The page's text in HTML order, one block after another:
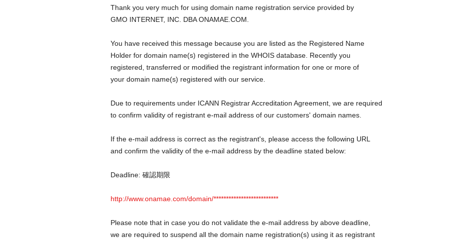
Thank you very much for using domain name registration service provided by
GMO INTERNET, INC. DBA ONAMAE.COM.
You have received this message because you are listed as the Registered Name
Holder for domain name(s) registered in the WHOIS database. Recently you
registered, transferred or modified the registrant information for one or more of
your domain name(s) registered with our service.
Due to requirements under ICANN Registrar Accreditation Agreement, we are required
to confirm validity of registrant e-mail address of our customers' domain names.
If the e-mail address is correct as the registrant's, please access the following URL
and confirm the validity of the e-mail address by the deadline stated below:
Deadline: 確認期限
http://www.onamae.com/domain/**************************
Please note that in case you do not validate the e-mail address by above deadline,
we are required to suspend all the domain name registration(s) using it as registrant